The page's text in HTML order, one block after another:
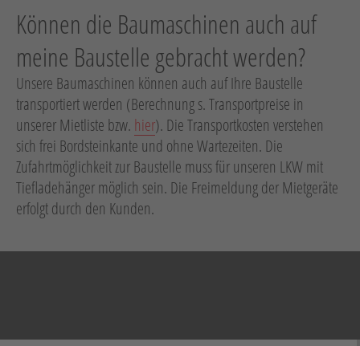
Können die Baumaschinen auch auf
meine Baustelle gebracht werden?
Unsere Baumaschinen können auch auf Ihre Baustelle
transportiert werden (Berechnung s. Transportpreise in
unserer Mietliste bzw. hier). Die Transportkosten verstehen
sich frei Bordsteinkante und ohne Wartezeiten. Die
Zufahrtmöglichkeit zur Baustelle muss für unseren LKW mit
Tiefladehänger möglich sein. Die Freimeldung der Mietgeräte
erfolgt durch den Kunden.